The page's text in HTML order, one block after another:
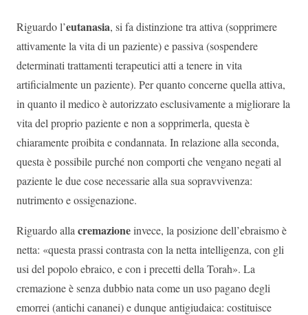
Riguardo l’eutanasia, si fa distinzione tra attiva (sopprimere
attivamente la vita di un paziente) e passiva (sospendere
determinati trattamenti terapeutici atti a tenere in vita
artificialmente un paziente). Per quanto concerne quella attiva,
in quanto il medico è autorizzato esclusivamente a migliorare la
vita del proprio paziente e non a sopprimerla, questa è
chiaramente proibita e condannata. In relazione alla seconda,
questa è possibile purché non comporti che vengano negati al
paziente le due cose necessarie alla sua sopravvivenza:
nutrimento e ossigenazione.
Riguardo alla cremazioneinvece, la posizione dell’ebraismo è
netta: «questa prassi contrasta con la netta intelligenza, con gli
usi del popolo ebraico, e con i precetti della Torah». La
cremazione è senza dubbio nata come un uso pagano degli
emorrei (antichi cananei) e dunque antigiudaica: costituisce